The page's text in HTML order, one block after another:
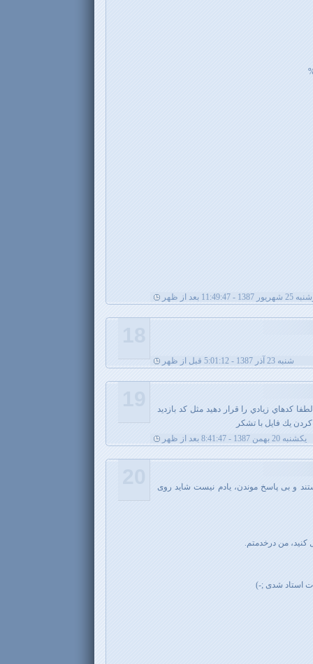
1387 - 11:49:47 بعد از ظهر
شنبه 23 آذر 1387 - 5:01:12 قبل از ظهر
كدهاي زيادي را قرار دهيد مثل كد بازديد
كردن يك فايل با تشكر
يکشنبه 20 بهمن 1387 - 8:41:47 بعد از ظهر
و بی پاسخ موندن، یادم نیست شاید روی
کنید، من درخدمتم.
استاد شدی ;-)